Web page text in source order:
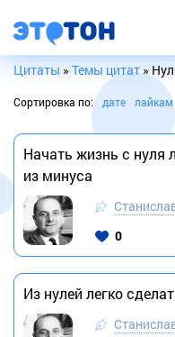
Цитаты » Темы цитат»
Сортировка по: дате лайкам
Начать жизнь с нуля
из минуса
0
Из нулей легко